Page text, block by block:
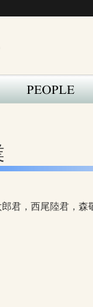
君，西尾陸君，森